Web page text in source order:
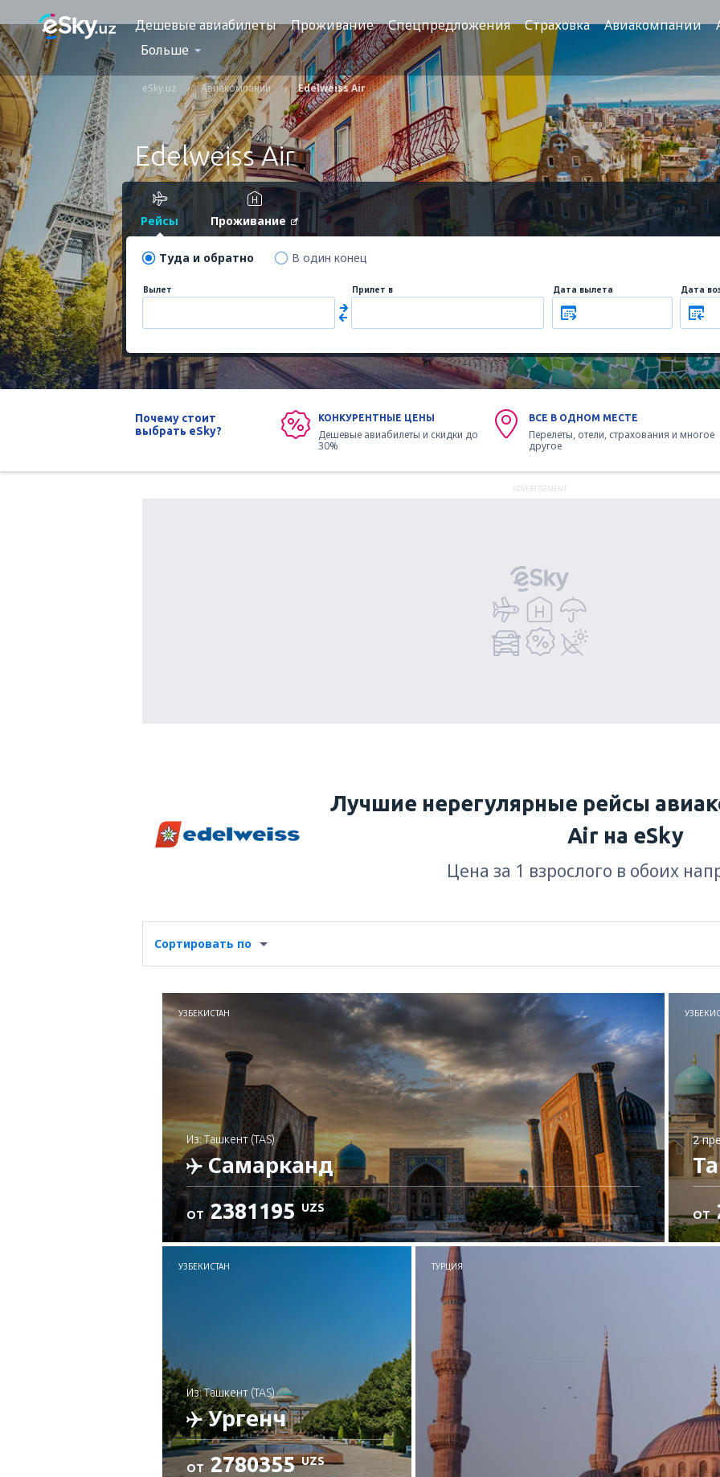
Дешевые авиабилеты Проживание Спецпредложения Страховка Авиакомпании
Больше
eSky.uz Авиакомпании Edelweiss Air
Edelweiss Air
Рейсы Проживание
Туда и обратно В один конец
Вылет Прилет в Дата вылета Дата
Почему стоит
выбрать eSky?
КОНКУРЕНТНЫЕ ЦЕНЫ
Дешевые авиабилеты и скидки до
30%
ВСЕ В ОДНОМ МЕСТЕ
Перелеты, отели, страхования и многое
другое
ADVERTISEMENT
Лучшие нерегулярные рейсы
Air на eSky
Цена за 1 взрослого в обоих
Сортировать по
УЗБЕКИСТАН
из: Ташкент (TAS)
Самарканд
Проверьте подробности
ОТ 2381195 UZS
2
ОТ
УЗБЕКИСТАН
из: Ташкент (TAS)
Ургенч
ОТ 2780355 UZS
ТУРЦИЯ